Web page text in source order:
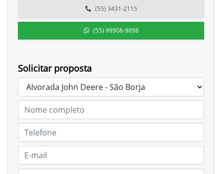
(55) 3431-2115
(55) 99908-9898
Solicitar proposta